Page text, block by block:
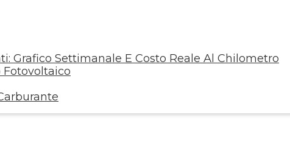
Grafico Settimanale E Costo Reale Al Chilometro